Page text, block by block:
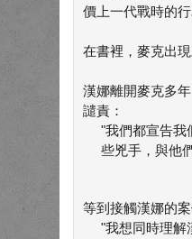
價上一代戰時的行
在書裡，麥克出現
漢娜離開麥克多
譴責：
"我們都宣告我
些兇手，與他
等到接觸漢娜的
"我想同時理解